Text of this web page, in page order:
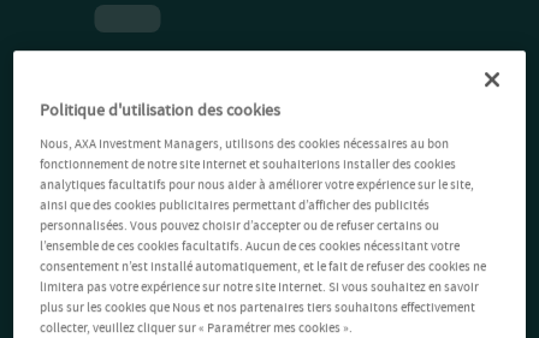
Politique d'utilisation des cookies
Nous, AXA Investment Managers, utilisons des cookies nécessaires au bon
fonctionnement de notre site Internet et souhaiterions installer des cookies
analytiques facultatifs pour nous aider à améliorer votre expérience sur le site,
ainsi que des cookies publicitaires permettant d’afficher des publicités
personnalisées. Vous pouvez choisir d’accepter ou de refuser certains ou
l’ensemble de ces cookies facultatifs. Aucun de ces cookies nécessitant votre
consentement n’est installé automatiquement, et le fait de refuser des cookies ne
limitera pas votre expérience sur notre site Internet. Si vous souhaitez en savoir
plus sur les cookies que Nous et nos partenaires tiers souhaitons effectivement
collecter, veuillez cliquer sur « Paramétrer mes cookies ».